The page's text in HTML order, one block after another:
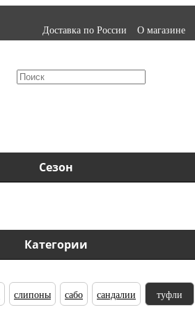
Доставка по России
О магазине
Сезон
Категории
слипоны сабо сандалии туфли